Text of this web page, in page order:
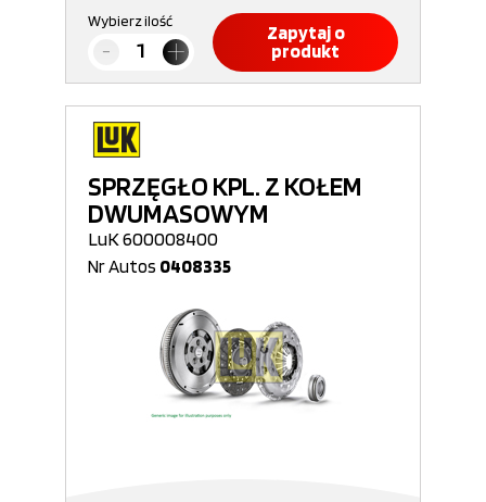
Wybierz ilość
Zapytaj o
produkt
SPRZĘGŁO KPL. Z KOŁEM
DWUMASOWYM
LuK 600008400
Nr Autos 0408335